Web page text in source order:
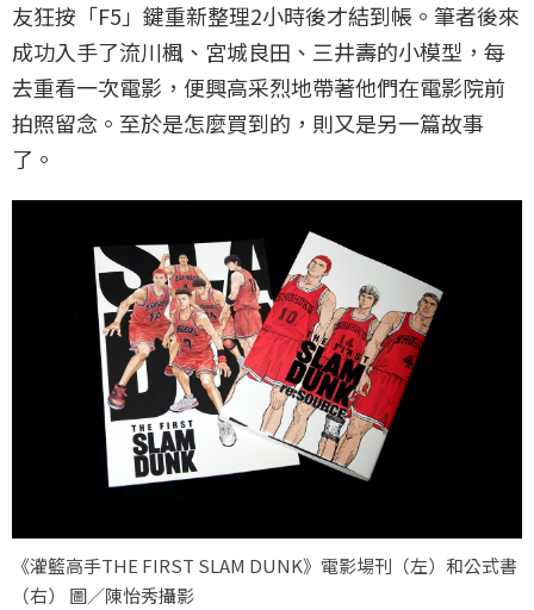
友狂按「F5」鍵重新整理2小時後才結到帳。筆者後來
成功入手了流川楓、宮城良田、三井壽的小模型，每
去重看一次電影，便興高采烈地帶著他們在電影院前
拍照留念。至於是怎麼買到的，則又是另一篇故事
了。
《灌籃高手THE FIRST SLAM DUNK》電影場刊（左）和公式書
（右） 圖／陳怡秀攝影